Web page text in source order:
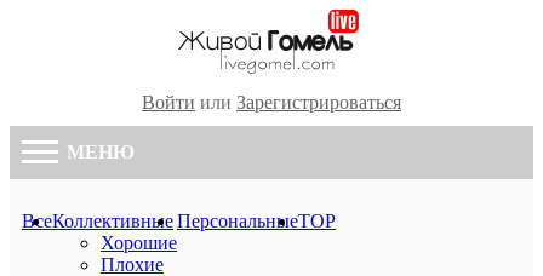
Войти или Зарегистрироваться
МЕНЮ
ВсеКоллективные
Хорошие
Плохие
ПерсональныеTOP